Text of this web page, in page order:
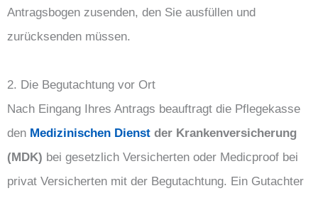
Antragsbogen zusenden, den Sie ausfüllen und
zurücksenden müssen.
2. Die Begutachtung vor Ort
Nach Eingang Ihres Antrags beauftragt die Pflegekasse
den Medizinischen Dienst der Krankenversicherung
(MDK) bei gesetzlich Versicherten oder Medicproof bei
privat Versicherten mit der Begutachtung. Ein Gutachter